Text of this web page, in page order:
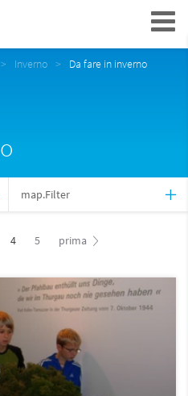
Navigation
Inverno Da fare in inverno
map.Filter
4 5 prima